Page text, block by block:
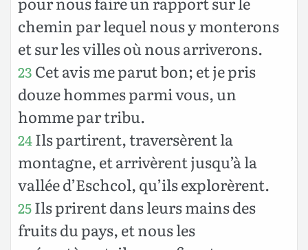
chemin par lequel nous y monterons
et sur les villes où nous arriverons.
23 Cet avis me parut bon; et je pris
douze hommes parmi vous, un
homme par tribu.
24Ils partirent, traversèrent la
montagne, et arrivèrent jusqu’à la
vallée d’Eschcol, qu’ils explorèrent.
25Ils prirent dans leurs mains des
fruits du pays, et nous les